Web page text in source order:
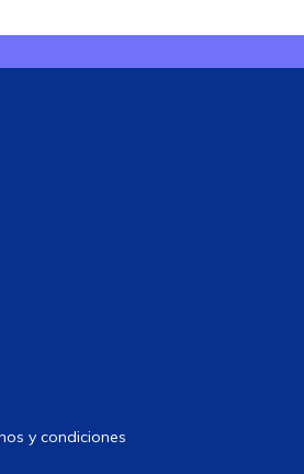
y condiciones